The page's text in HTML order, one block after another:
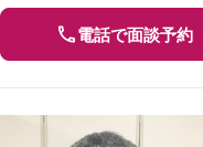
電話で面談予約